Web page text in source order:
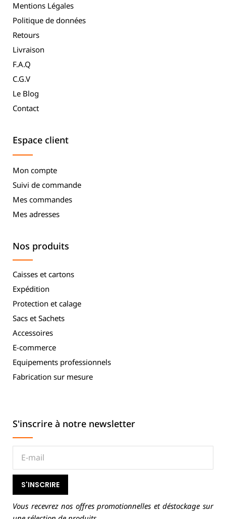
Mentions Légales
Politique de données
Retours
Livraison
F.A.Q
C.G.V
Le Blog
Contact
Espace client
Mon compte
Suivi de commande
Mes commandes
Mes adresses
Nos produits
Caisses et cartons
Expédition
Protection et calage
Sacs et Sachets
Accessoires
E-commerce
Equipements professionnels
Fabrication sur mesure
S'inscrire à notre newsletter
S'INSCRIRE
Vous recevrez nos offres promotionnelles et déstockage sur